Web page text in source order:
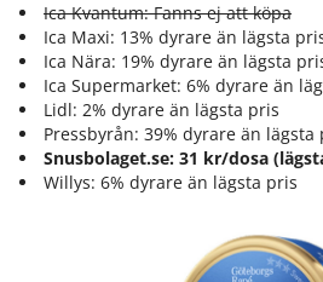
Ica Kvantum: Fanns ej att köpa
Ica Maxi: 13% dyrare än lägsta
Ica Nära: 19% dyrare än lägsta
Ica Supermarket: 6% dyrare än
Lidl: 2% dyrare än lägsta pris
Pressbyrån: 39% dyrare än lägsta
Snusbolaget.se: 31 kr/dosa
Willys: 6% dyrare än lägsta pris